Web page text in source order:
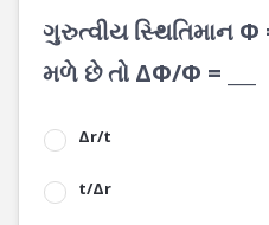
ગુરુત્વીય સ્થિતિમાન
મળે છે તો ΔΦ/Φ = ___
Δr/t
t/Δr